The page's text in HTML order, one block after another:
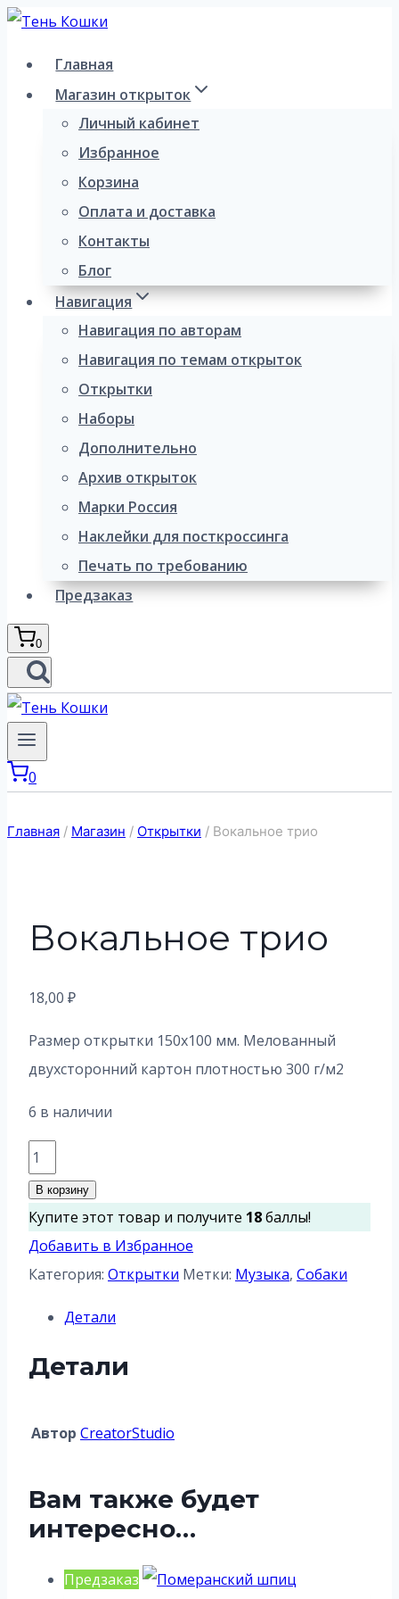
Перейти
содержимому
Главная
Магазин открыток
Личный кабинет
Избранное
Корзина
Оплата и доставка
Контакты
Блог
Навигация
Навигация по авторам
Навигация по темам открыток
Открытки
Наборы
Дополнительно
Архив открыток
Марки Россия
Наклейки для посткроссинга
Печать по требованию
Предзаказ
0
0
Главная / Магазин / Открытки / Вокальное трио
Вокальное трио
18,00 ₽
Размер открытки 150х100 мм. Мелованный
двухсторонний картон плотностью 300 г/м2
6 в наличии
Количество
товара
Вокальное
трио
В корзину
Купите этот товар и получите 18баллы!
Добавить в Избранное
Категория: Открытки Метки: Музыка, Собаки
Детали
Детали
Aвтор CreatorStudio
Вам также будет
интересно…
Предзаказ